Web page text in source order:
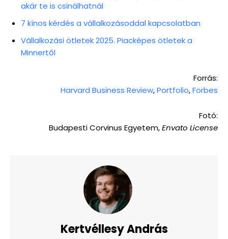
akár te is csinálhatnál
7 kínos kérdés a vállalkozásoddal kapcsolatban
Vállalkozási ötletek 2025. Piacképes ötletek a
Minnertől
Forrás:
Harvard Business Review,Portfolio,Forbes
Fotó:
Budapesti Corvinus Egyetem,Envato License
Kertvéllesy András